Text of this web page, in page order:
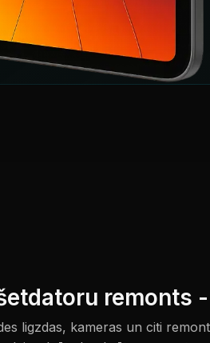
remonts
ligzdas, kameras un citi